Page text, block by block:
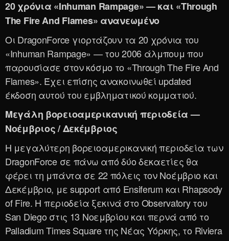
20 χρόνια «Inhuman Rampage» — και «Through
The Fire And Flames» ανανεωμένο
Οι DragonForce γιορτάζουν τα 20 χρόνια του
«Inhuman Rampage» — του 2006 άλμπουμ που
παρουσίασε στον κόσμο το «Through The Fire And
Flames». Έχει επίσης ανακοινωθεί updated
έκδοση αυτού του εμβληματικού κομματιού.
Μεγάλη βορειοαμερικανική περιοδεία —
Νοέμβριος / Δεκέμβριος
Η μεγαλύτερη βορειοαμερικανική περιοδεία των
DragonForce σε πάνω από δύο δεκαετίες θα
φέρει τη μπάντα σε 22 πόλεις τον Νοέμβριο και
Δεκέμβριο, με support από Ensiferum και Rhapsody
of Fire. Η περιοδεία ξεκινά στο Observatory του
San Diego στις 13 Νοεμβρίου και περνά από το
Palladium Times Square της Νέας Υόρκης, το Riviera